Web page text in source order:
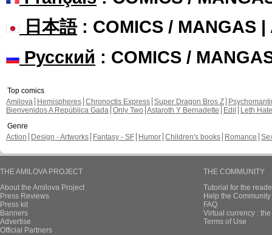
日本語: COMICS / MANGAS |
Русский : COMICS /
Top comics
Amilova
Hemispheres Chronoctis Express Super Dragon Bros Z
Bienvenidos A República Gada Only Two Astaroth Y Bernadette Edil
Leth Hate
Genre
Action
Design - Artworks Fantasy - SF Humor Children's books Romance
THE AMILOVA PROJECT
About the Amilova Project
Press Reviews
Press kit
Banners
Advertise
Official Partners
THE COMMUNITY
Tutorial for the
Help the
FAQ
Virtual currency :
Terms of Use